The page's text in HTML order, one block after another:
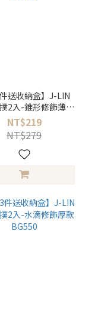
件送收納盒】J-LIN
2入-錐形修飾薄款
BG555
NT$219
NT$279